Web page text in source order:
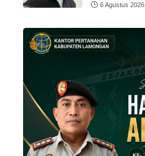
6 Agustus 2026